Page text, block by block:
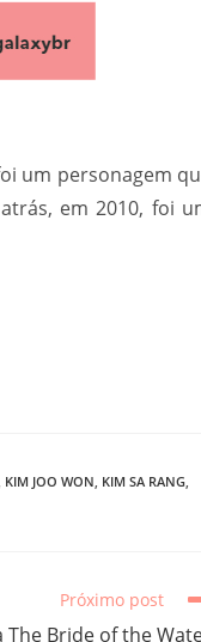
um personagem
em 2010, foi
KIM JOO WON, KIM SA RANG,
Próximo post
Bride of the